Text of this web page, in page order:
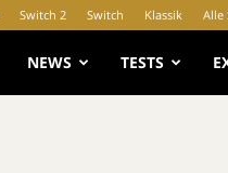
Switch 2 Switch Klassik Alle
MANIAC.de
NEWS TESTS